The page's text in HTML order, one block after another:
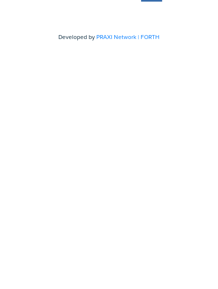
Developed by PRAXI Network | FORTH